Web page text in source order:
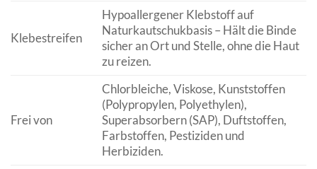
Klebestreifen
Hypoallergener Klebstoff auf
Naturkautschukbasis – Hält die Binde
sicher an Ort und Stelle, ohne die Haut
zu reizen.
Frei von
Chlorbleiche, Viskose, Kunststoffen
(Polypropylen, Polyethylen),
Superabsorbern (SAP), Duftstoffen,
Farbstoffen, Pestiziden und
Herbiziden.